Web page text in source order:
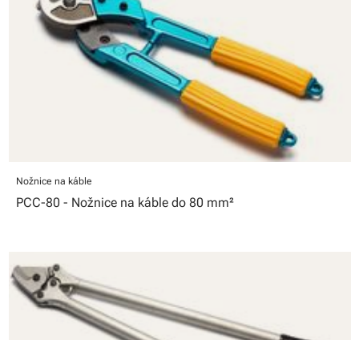
Nožnice na káble
PCC-80 - Nožnice na káble do 80 mm²